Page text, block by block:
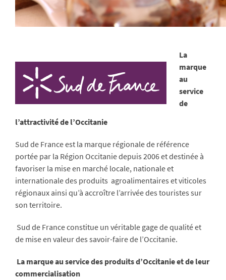
La
marque
au
service
de
l’attractivité de l’Occitanie
Sud de France est la marque régionale de référence
portée par la Région Occitanie depuis 2006 et destinée à
favoriser la mise en marché locale, nationale et
internationale des produits agroalimentaires et viticoles
régionaux ainsi qu’à accroître l’arrivée des touristes sur
son territoire.
Sud de France constitue un véritable gage de qualité et
de mise en valeur des savoir-faire de l’Occitanie.
La marque au service des produits d’Occitanie et de leur
commercialisation